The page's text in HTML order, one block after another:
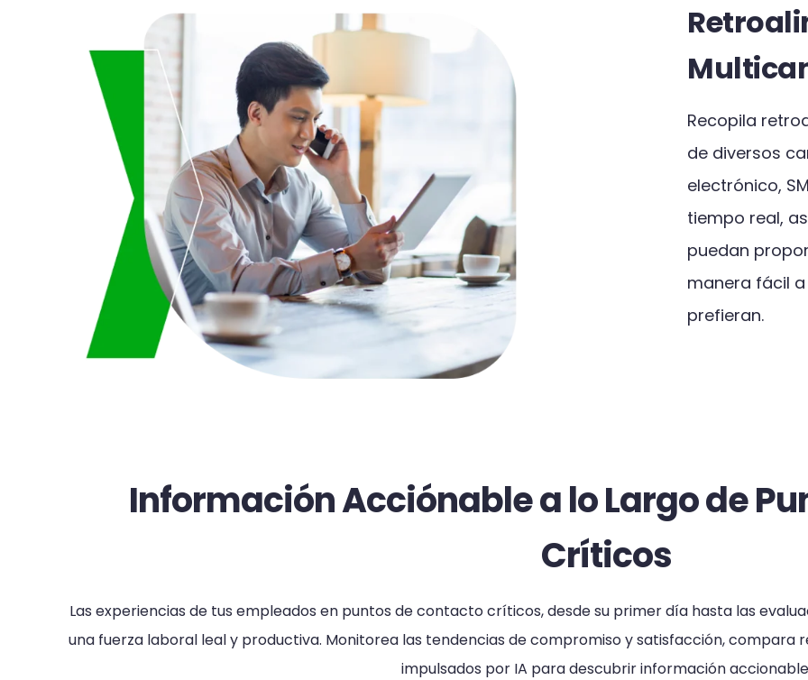
Recopila
de diversos
electrónico,
tiempo real,
puedan
manera fácil
prefieran.
Información Acciónable a lo Largo de
Críticos
Las experiencias de tus empleados en puntos de contacto críticos, desde su primer día hasta las
una fuerza laboral leal y productiva. Monitorea las tendencias de compromiso y satisfacción, compara
impulsados por IA para descubrir información